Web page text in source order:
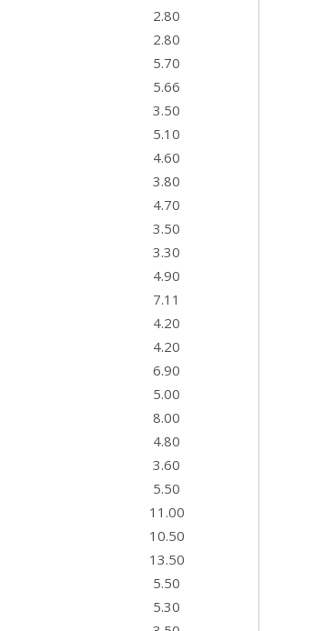
2.80
2.80
5.70
5.66
3.50
5.10
4.60
3.80
4.70
3.50
3.30
4.90
7.11
4.20
4.20
6.90
5.00
8.00
4.80
3.60
5.50
11.00
10.50
13.50
5.50
5.30